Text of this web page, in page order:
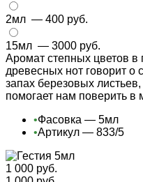
2мл — 400 руб.
15мл — 3000 руб.
Аромат степных цветов
древесных нот говорит о
запах березовых
помогает нам поверить в
•Фасовка — 5мл
•Артикул — 833/5
1 000 руб.